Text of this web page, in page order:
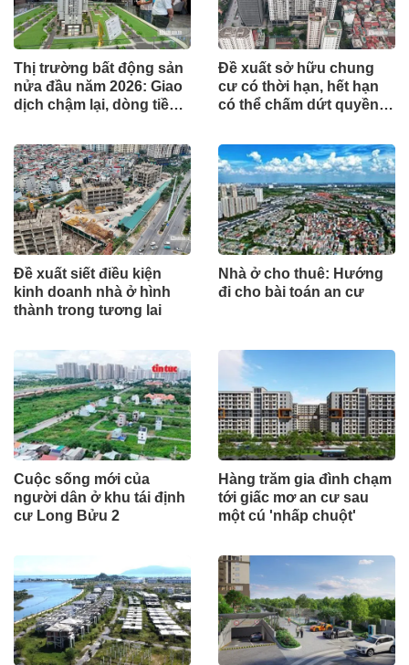
Thị trường bất động sản
nửa đầu năm 2026: Giao
dịch chậm lại, dòng tiền
trị thực
Đề xuất sở hữu chung
cư có thời hạn, hết hạn
có thể chấm dứt quyền
Đề xuất siết điều kiện
kinh doanh nhà ở hình
thành trong tương lai
Nhà ở cho thuê: Hướng
đi cho bài toán an cư
Cuộc sống mới của
người dân ở khu tái định
cư Long Bửu 2
Hàng trăm gia đình chạm
tới giấc mơ an cư sau
một cú 'nhấp chuột'